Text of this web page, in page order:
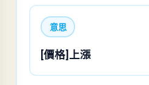
意思
[價格]上漲